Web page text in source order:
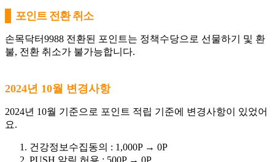
포인트 전환 취소
손목닥터9988 전환된 포인트는 정책수당으로 선물하기 및 환
불, 전환 취소가 불가능합니다.
2024년 10월 변경사항
2024년 10월 기준으로 포인트 적립 기준에 변경사항이 있었어
요.
건강정보수집동의 : 1,000P → 0P
PUSH 알림 허용 : 500P → 0P